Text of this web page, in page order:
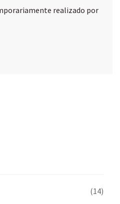
realizado por
(14)